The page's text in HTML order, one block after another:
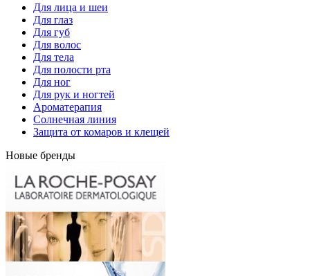
Для лица и шеи
Для глаз
Для губ
Для волос
Для тела
Для полости рта
Для ног
Для рук и ногтей
Ароматерапия
Солнечная линия
Защита от комаров и клещей
Новые бренды